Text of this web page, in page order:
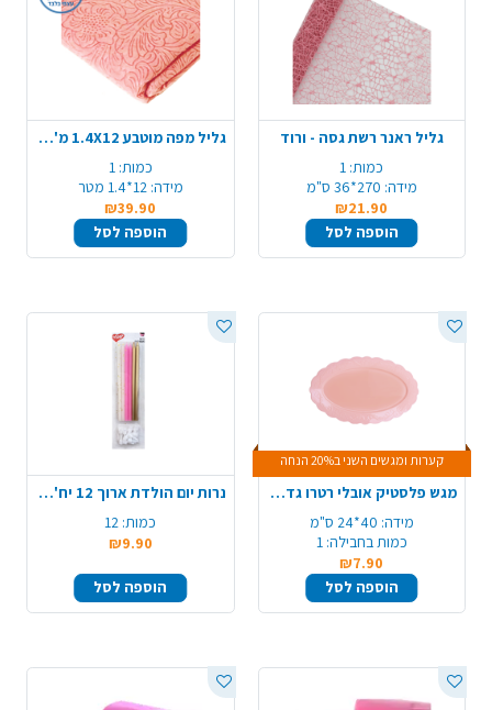
גליל ראנר רשת גסה - ורוד
כמות: 1
מידה: 270*36 ס"מ
₪21.90
הוספה לסל
גליל מפה מוטבע 1.4X12 מ' - ורוד
כמות: 1
מידה: 12*1.4 מטר
₪39.90
הוספה לסל
קערות ומגשים השני ב20% הנחה
מגש פלסטיק אובלי רטרו גדול - ורוד
מידה: 40*24 ס"מ
כמות בחבילה: 1
₪7.90
הוספה לסל
נרות יום הולדת ארוך 12 יח' - מיקס
כמות: 12
₪9.90
הוספה לסל